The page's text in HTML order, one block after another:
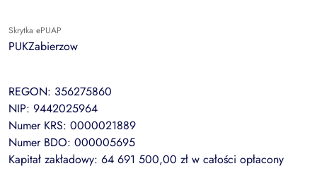
Skrytka ePUAP
PUKZabierzow
REGON: 356275860
NIP: 9442025964
Numer KRS: 0000021889
Numer BDO: 000005695
Kapitał zakładowy: 64 691 500,00 zł w całości opłacony